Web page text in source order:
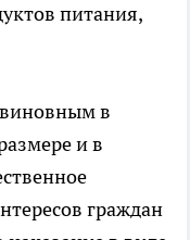
питания,
виновным в
и в
граждан